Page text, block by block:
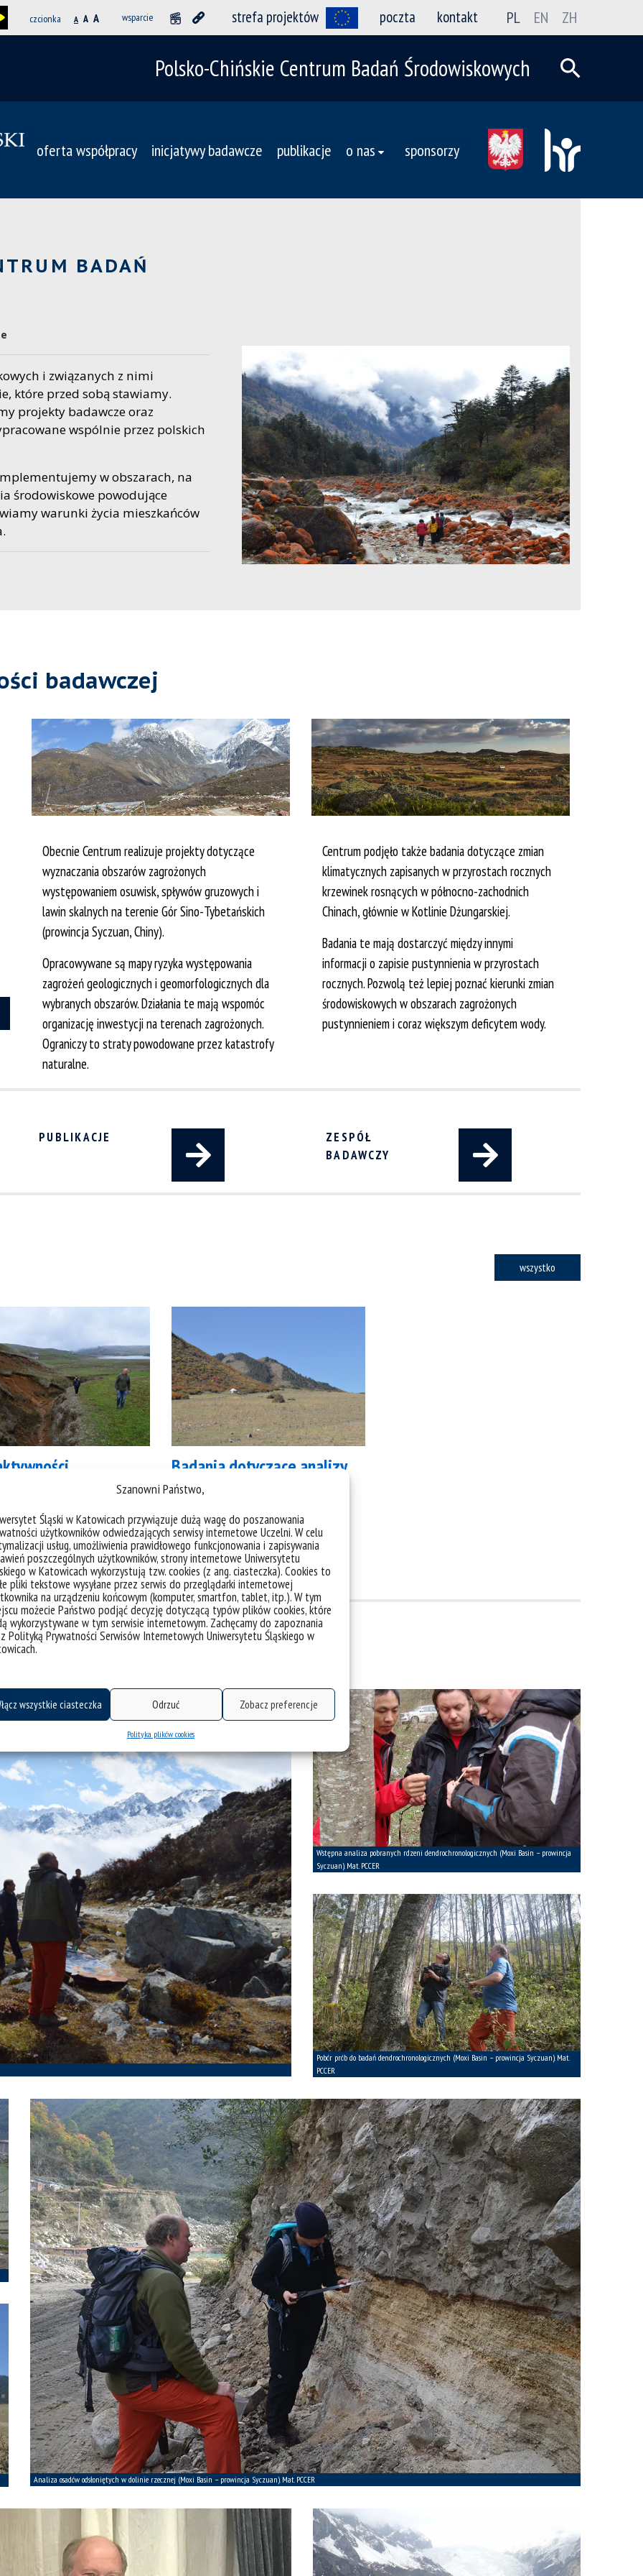
Szanowni Państwo,
Śląski w Katowicach przywiązuje dużą wagę do poszanowania
użytkowników odwiedzających serwisy internetowe Uczelni. W celu
usług, umożliwienia prawidłowego funkcjonowania i zapisywania
poszczególnych użytkowników, strony internetowe Uniwersytetu
w Katowicach wykorzystują tzw. cookies (z ang. ciasteczka). Cookies to
pliki tekstowe wysyłane przez serwis do przeglądarki internetowej
na urządzeniu końcowym (komputer, smartfon, tablet, itp.). W tym
możecie Państwo podjąć decyzję dotyczącą typów plików cookies, które
wykorzystywane w tym serwisie internetowym. Zachęcamy do zapoznania
Polityką Prywatności Serwisów Internetowych Uniwersytetu Śląskiego w
wszystkie ciasteczka Odrzuć Zobacz preferencje
Polityka plików cookies
czcionka A A A wsparcie strefa projektów poczta kontakt PL EN ZH
Polsko-Chińskie Centrum Badań Środowiskowych
oferta współpracy inicjatywy badawcze publikacje o nas sponsorzy
BADAŃ
i związanych z nimi
które przed sobą stawiamy.
projekty badawcze oraz
wspólnie przez polskich
w obszarach, na
środowiskowe powodujące
warunki życia mieszkańców
badawczej
Obecnie Centrum realizuje projekty dotyczące
wyznaczania obszarów zagrożonych
występowaniem osuwisk, spływów gruzowych i
lawin skalnych na terenie Gór Sino-Tybetańskich
(prowincja Syczuan, Chiny).
Opracowywane są mapy ryzyka występowania
zagrożeń geologicznych i geomorfologicznych dla
wybranych obszarów. Działania te mają wspomóc
organizację inwestycji na terenach zagrożonych.
Ograniczy to straty powodowane przez katastrofy
naturalne.
Centrum podjęło także badania dotyczące zmian
klimatycznych zapisanych w przyrostach rocznych
krzewinek rosnących w północno-zachodnich
Chinach, głównie w Kotlinie Dżungarskiej.
Badania te mają dostarczyć między innymi
informacji o zapisie pustynnienia w przyrostach
rocznych. Pozwolą też lepiej poznać kierunki zmian
środowiskowych w obszarach zagrożonych
pustynnieniem i coraz większym deficytem wody.
PUBLIKACJE
ZESPÓŁ
BADAWCZY
wszystko
i zagrożenia
dla wybranych
w Yunnan
Badania dotyczące analizy
przyrostów rocznych
krzewinek
badania informacje